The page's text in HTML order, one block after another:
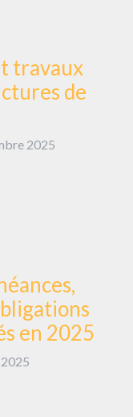
travaux
de
2025
en 2025